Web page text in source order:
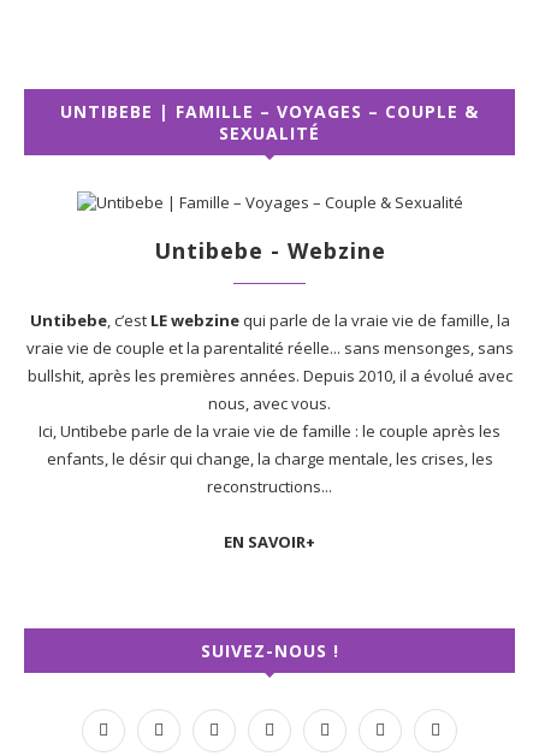
UNTIBEBE | FAMILLE – VOYAGES – COUPLE &
SEXUALITÉ
Untibebe - Webzine
Untibebe, c’est LE webzinequi parle de la vraie vie de famille, la
vraie vie de couple et la parentalité réelle... sans mensonges, sans
bullshit, après les premières années. Depuis 2010, il a évolué avec
nous, avec vous.
Ici, Untibebe parle de la vraie vie de famille : le couple après les
enfants, le désir qui change, la charge mentale, les crises, les
reconstructions...
EN SAVOIR+
SUIVEZ-NOUS !